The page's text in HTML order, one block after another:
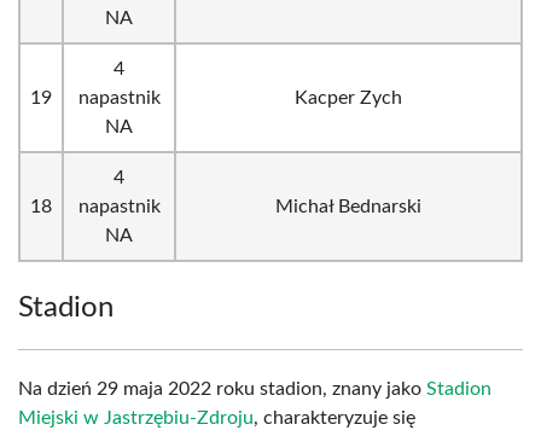
NA
19
4
napastnik
NA
Kacper Zych
18
4
napastnik
NA
Michał Bednarski
Stadion
Na dzień 29 maja 2022 roku stadion, znany jako Stadion
Miejski w Jastrzębiu-Zdroju, charakteryzuje się